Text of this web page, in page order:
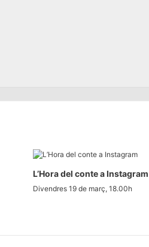
L’Hora del conte a Instagram
Divendres 19 de març, 18.00h